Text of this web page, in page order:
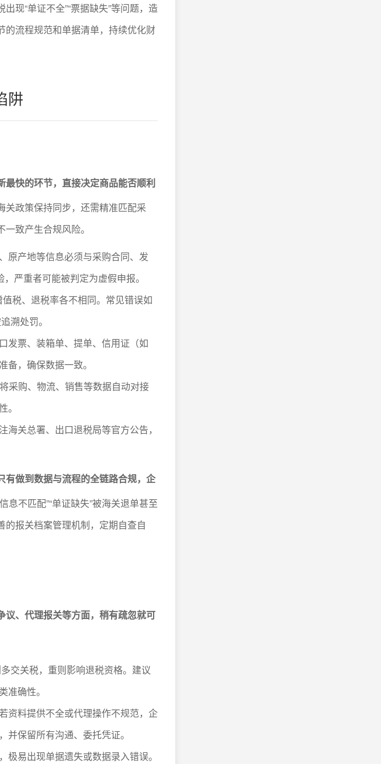
现“单证不全”“票据缺失”等问题，造
的流程规范和单据清单，持续优化财
阱
最快的环节，直接决定商品能否顺利
关政策保持同步，还需精准匹配采
致产生合规风险。
原产地等信息必须与采购合同、发
严重者可能被判定为虚假申报。
税、退税率各不相同。常见错误如
溯处罚。
发票、装箱单、提单、信用证（如
，确保数据一致。
采购、物流、销售等数据自动对接
。
海关总署、出口退税局等官方公告，
有做到数据与流程的全链路合规，企
息不匹配”“单证缺失”被海关退单甚至
报关档案管理机制，定期自查自
议、代理报关等方面，稍有疏忽就可
交关税，重则影响退税资格。建议
准确性。
资料提供不全或代理操作不规范，企
保留所有沟通、委托凭证。
极易出现单据遗失或数据录入错误。